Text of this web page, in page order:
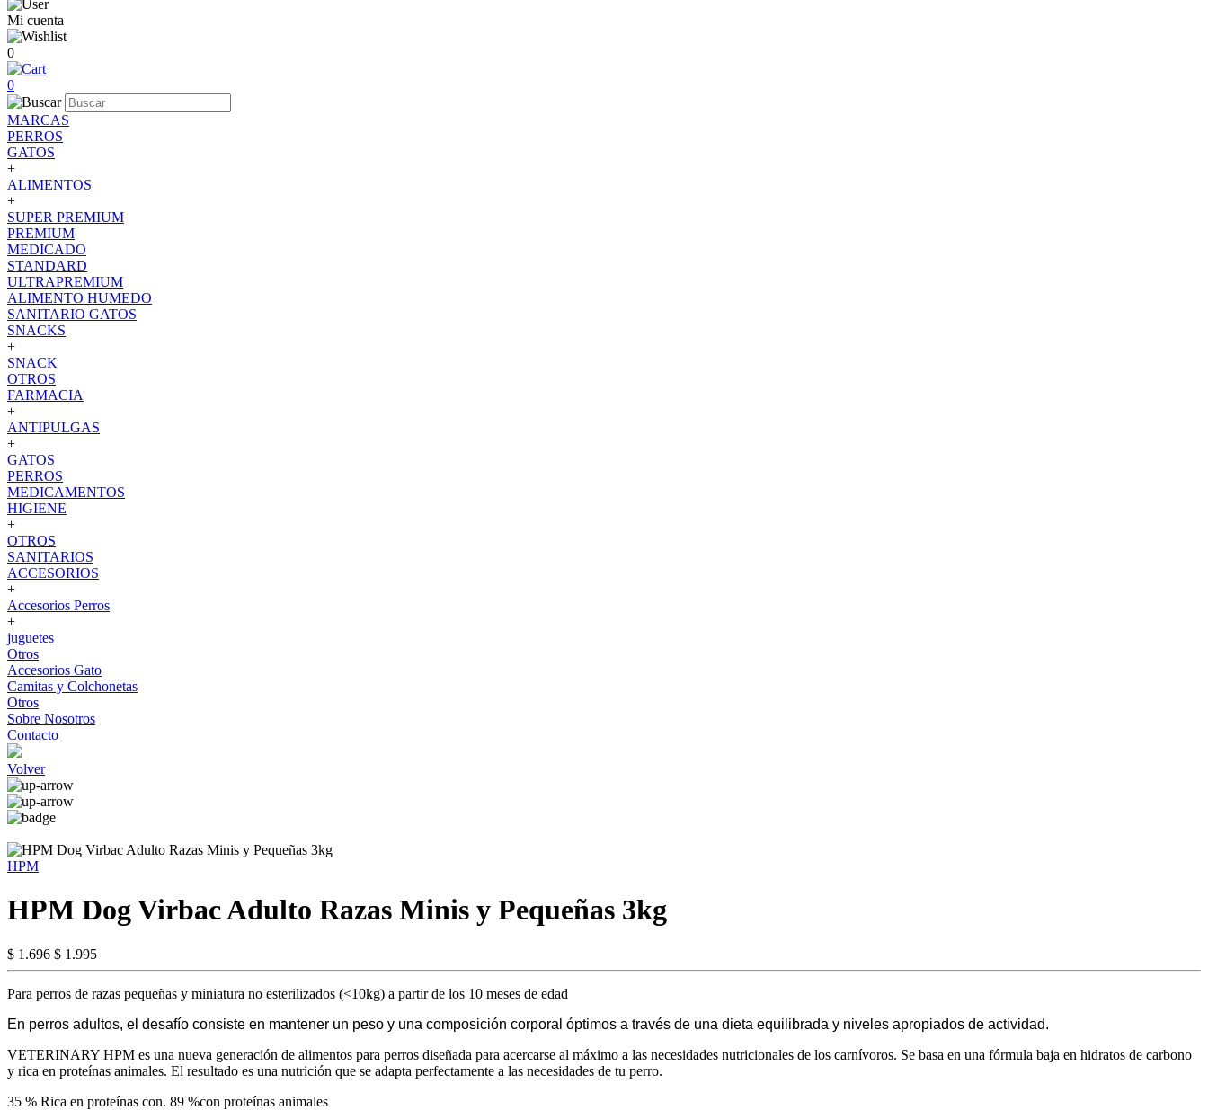
Mi cuenta
0
0
MARCAS
PERROS
GATOS
+
ALIMENTOS
+
SUPER PREMIUM
PREMIUM
MEDICADO
STANDARD
ULTRAPREMIUM
ALIMENTO HUMEDO
SANITARIO GATOS
SNACKS
+
SNACK
OTROS
FARMACIA
+
ANTIPULGAS
+
GATOS
PERROS
MEDICAMENTOS
HIGIENE
+
OTROS
SANITARIOS
ACCESORIOS
+
Accesorios Perros
+
juguetes
Otros
Accesorios Gato
Camitas y Colchonetas
Otros
Sobre Nosotros
Contacto
Volver
HPM
HPM Dog Virbac Adulto Razas Minis y Pequeñas 3kg
$ 1.696 $ 1.995
Para perros de razas pequeñas y miniatura no esterilizados (<10kg) a partir de los 10 meses de edad
En perros adultos, el desafío consiste en mantener un peso y una composición corporal óptimos a través de una dieta equilibrada y niveles apropiados de actividad.
VETERINARY HPM es una nueva generación de alimentos para perros diseñada para acercarse al máximo a las necesidades nutricionales de los carnívoros. Se basa en una fórmula baja en hidratos de carbono
y rica en proteínas animales. El resultado es una nutrición que se adapta perfectamente a las necesidades de tu perro.
35 % Rica en proteínas con. 89 %con proteínas animales